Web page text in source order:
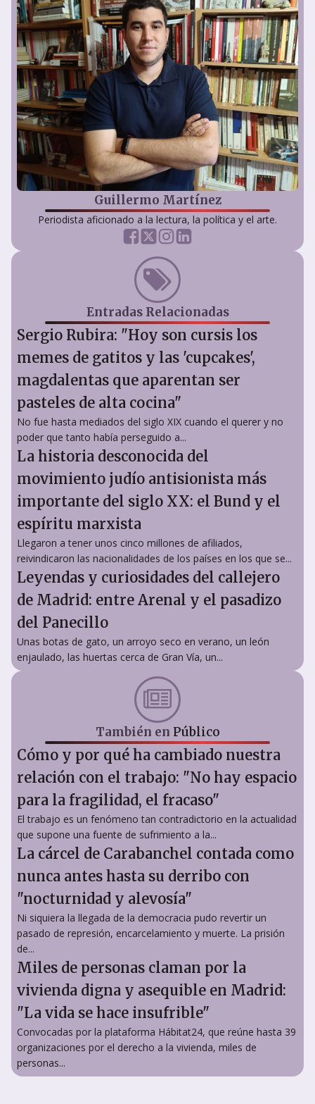
Guillermo Martínez
Periodista aficionado a la lectura, la política y el arte.
Entradas Relacionadas
Sergio Rubira: "Hoy son cursis los
memes de gatitos y las 'cupcakes',
magdalentas que aparentan ser
pasteles de alta cocina"
No fue hasta mediados del siglo XIX cuando el querer y no
poder que tanto había perseguido a...
La historia desconocida del
movimiento judío antisionista más
importante del siglo XX: el Bund y el
espíritu marxista
Llegaron a tener unos cinco millones de afiliados,
reivindicaron las nacionalidades de los países en los que se...
Leyendas y curiosidades del callejero
de Madrid: entre Arenal y el pasadizo
del Panecillo
Unas botas de gato, un arroyo seco en verano, un león
enjaulado, las huertas cerca de Gran Vía, un...
También en Público
Cómo y por qué ha cambiado nuestra
relación con el trabajo: "No hay espacio
para la fragilidad, el fracaso"
El trabajo es un fenómeno tan contradictorio en la actualidad
que supone una fuente de sufrimiento a la...
La cárcel de Carabanchel contada como
nunca antes hasta su derribo con
"nocturnidad y alevosía"
Ni siquiera la llegada de la democracia pudo revertir un
pasado de represión, encarcelamiento y muerte. La prisión
de...
Miles de personas claman por la
vivienda digna y asequible en Madrid:
"La vida se hace insufrible"
Convocadas por la plataforma Hábitat24, que reúne hasta 39
organizaciones por el derecho a la vivienda, miles de
personas...